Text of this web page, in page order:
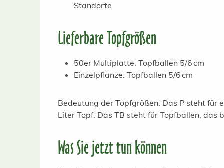
Standorte
Lieferbare Topfgrößen
50er Multiplatte: Topfballen 5/6 cm
Einzelpflanze: Topfballen 5/6 cm
Bedeutung der Topfgrößen: Das P steht für
Liter Topf. Das TB steht für Topfballen, das
Was Sie jetzt tun können